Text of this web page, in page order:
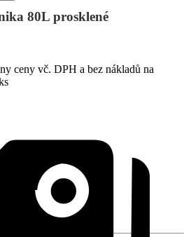
80L prosklené
ceny vč. DPH a bez nákladů na